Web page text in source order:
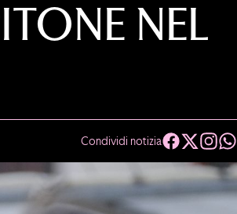
NEL
Condividi notizia